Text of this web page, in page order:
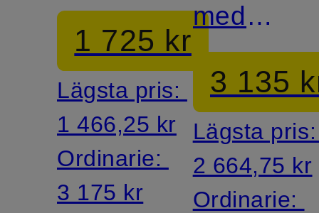
1 725 kr
Lägsta pris:
1 466,25 kr
Ordinarie:
3 175 kr
med
och
volanger
3 135
Lägsta
2 664,75 kr
Ordinarie: